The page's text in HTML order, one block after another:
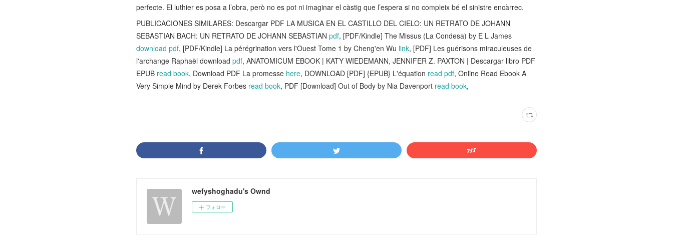
perfecte. El luthier es posa a l’obra, però no es pot ni imaginar el càstig que l’espera si no compleix bé el sinistre encàrrec.
PUBLICACIONES SIMILARES: Descargar PDF LA MUSICA EN EL CASTILLO DEL CIELO: UN RETRATO DE JOHANN
SEBASTIAN BACH: UN RETRATO DE JOHANN SEBASTIAN pdf, [PDF/Kindle] The Missus (La Condesa) by E L James
download pdf, [PDF/Kindle] La pérégrination vers l'Ouest Tome 1 by Cheng'en Wu link, [PDF] Les guérisons miraculeuses de
l'archange Raphaël download pdf, ANATOMICUM EBOOK | KATY WIEDEMANN, JENNIFER Z. PAXTON | Descargar libro PDF
EPUB read book, Download PDF La promesse here, DOWNLOAD [PDF] {EPUB} L'équation read pdf, Online Read Ebook A
Very Simple Mind by Derek Forbes read book, PDF [Download] Out of Body by Nia Davenport read book,
wefyshoghadu's Ownd
フォロー